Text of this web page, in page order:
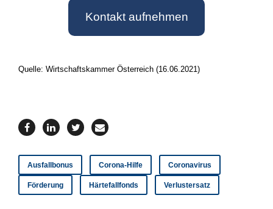
Kontakt aufnehmen
Quelle: Wirtschaftskammer Österreich (16.06.2021)
Ausfallbonus Corona-Hilfe Coronavirus
Förderung Härtefallfonds Verlustersatz